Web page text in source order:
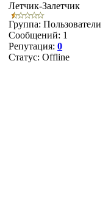
Летчик-Залетчик
Группа: Пользователи
Сообщений: 1
Репутация: 0
Статус: Offline